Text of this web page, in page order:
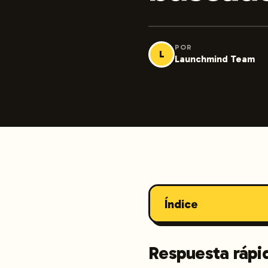
L
POR
Launchmind Team
Índice
Respuesta